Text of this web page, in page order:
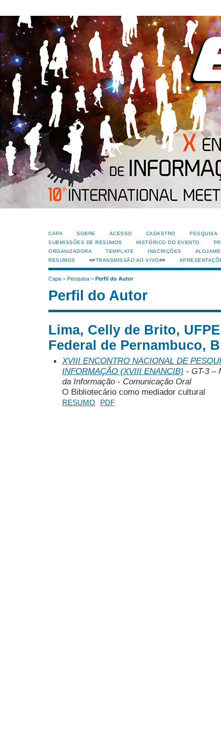
CAPA SOBRE ACESSO CADASTRO
PESQUISA
SUBMISSÕES DE RESUMOS
HISTÓRICO DO EVENTO
ORGANIZADORA
TEMPLATE INSCRIÇÕES
RESUMOS
##TRANSMISSÃO AO VIVO##
Capa > Pesquisa > Perfil do Autor
Perfil do Autor
Lima, Celly de Brito,
Federal de Pernambuco,
XVIII ENCONTRO NACIONAL DE
INFORMAÇÃO (XVIII ENANCIB) - GT-3 –
da Informação - Comunicação Oral
O Bibliotecário como mediador cultural
RESUMO PDF